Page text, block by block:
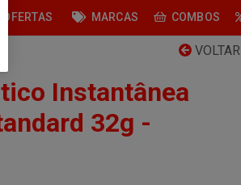
OFERTAS MARCAS COMBOS
VOLTAR
Instantânea
32g -